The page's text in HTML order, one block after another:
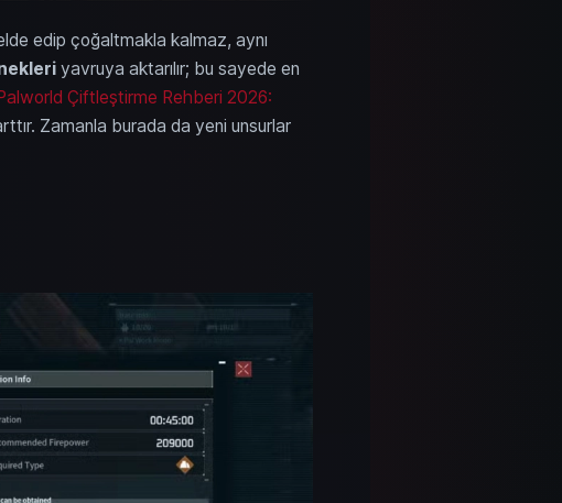
edip çoğaltmakla kalmaz, aynı
yavruya aktarılır; bu sayede en
Çiftleştirme Rehberi 2026:
Zamanla burada da yeni unsurlar